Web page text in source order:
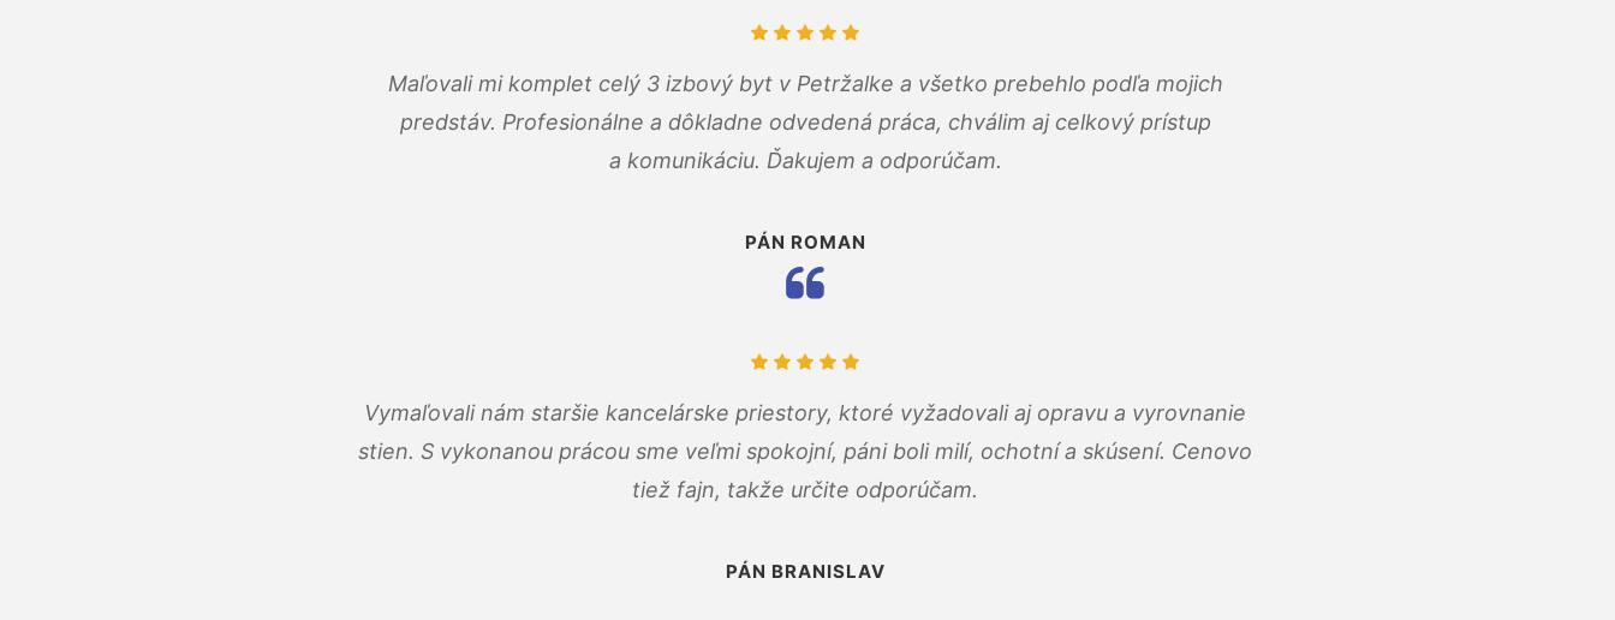
Maľovali mi komplet celý 3 izbový byt v Petržalke a všetko prebehlo podľa mojich
predstáv. Profesionálne a dôkladne odvedená práca, chválim aj celkový prístup
a komunikáciu. Ďakujem a odporúčam.
PÁN ROMAN
Vymaľovali nám staršie kancelárske priestory, ktoré vyžadovali aj opravu a vyrovnanie
stien. S vykonanou prácou sme veľmi spokojní, páni boli milí, ochotní a skúsení. Cenovo
tiež fajn, takže určite odporúčam.
PÁN BRANISLAV